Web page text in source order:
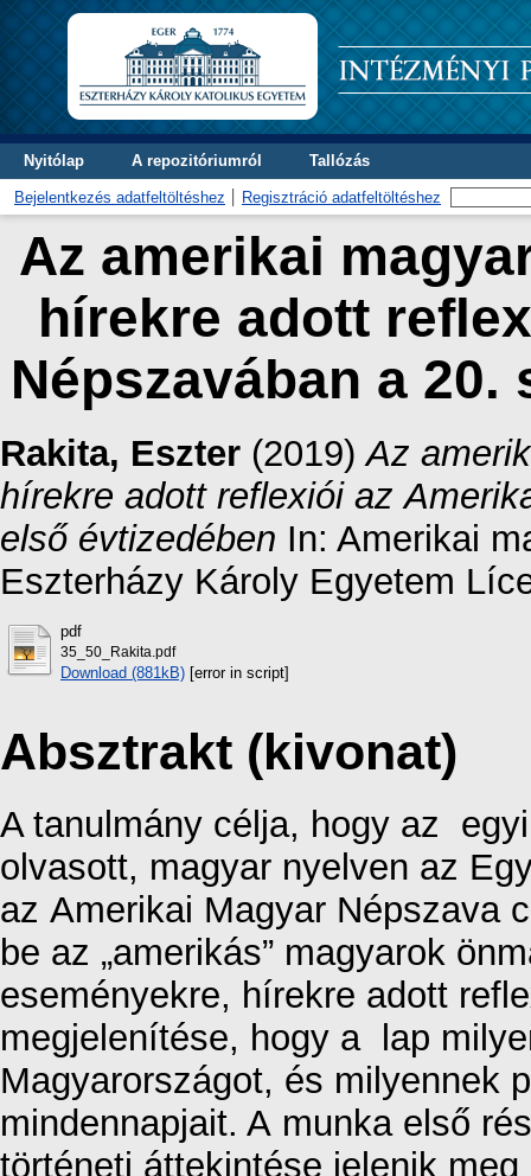
Nyitólap A repozitóriumról Tallózás
Bejelentkezés adatfeltöltéshez Regisztráció adatfeltöltéshez
Az amerikai
hírekre adott
Népszavában a 20.
Rakita, Eszter (2019)Az
hírekre adott reflexiói az
első évtizedében In: Amerikai
Eszterházy Károly Egyetem
pdf
35_50_Rakita.pdf
Download (881kB) [error in script]
Absztrakt (kivonat)
A tanulmány célja, hogy az
olvasott, magyar nyelven az
az Amerikai Magyar Népszava
be az „amerikás” magyarok
eseményekre, hírekre adott
megjelenítése, hogy a lap
Magyarországot, és milyennek
mindennapjait. A munka első
történeti áttekintése jelenik